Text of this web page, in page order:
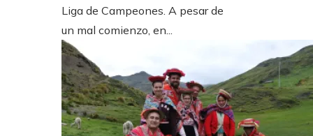
Liga de Campeones. A pesar de
un mal comienzo, en...